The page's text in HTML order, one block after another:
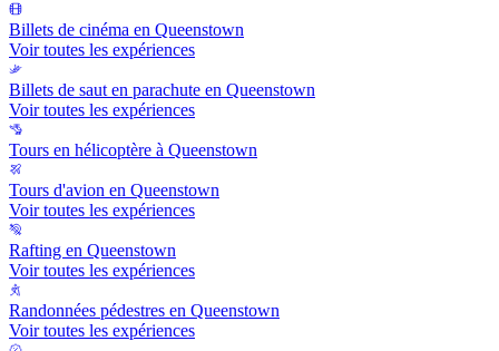
Billets de cinéma en Queenstown
Voir toutes les expériences
Billets de saut en parachute en Queenstown
Voir toutes les expériences
Tours en hélicoptère à Queenstown
Tours d'avion en Queenstown
Voir toutes les expériences
Rafting en Queenstown
Voir toutes les expériences
Randonnées pédestres en Queenstown
Voir toutes les expériences